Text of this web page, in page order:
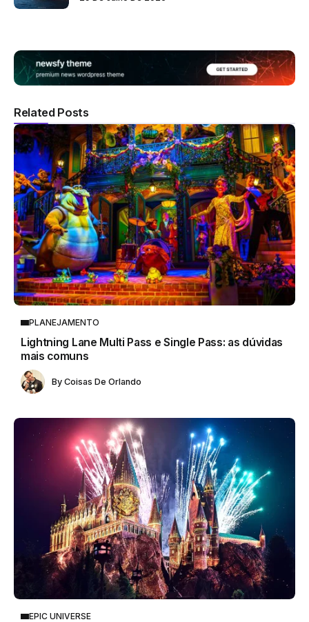
Related Posts
PLANEJAMENTO
Lightning Lane Multi Pass e Single Pass: as dúvidas
mais comuns
By Coisas De Orlando
EPIC UNIVERSE